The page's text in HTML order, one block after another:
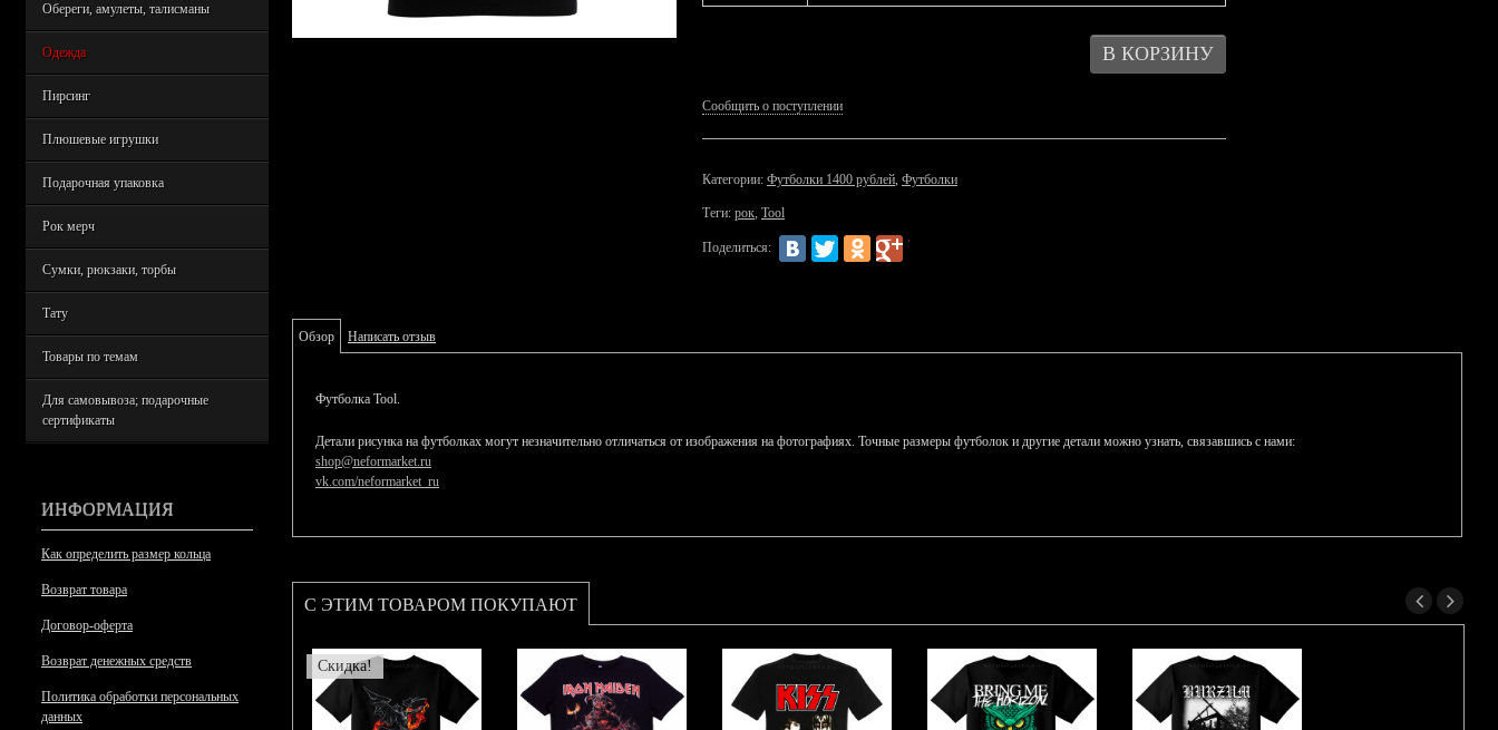
Обереги, амулеты, талисманы
Одежда
Пирсинг
Плюшевые игрушки
Подарочная упаковка
Рок мерч
Сумки, рюкзаки, торбы
Тату
Товары по темам
Для самовывоза; подарочные
сертификаты
ИНФОРМАЦИЯ
Как определить размер кольца
Возврат товара
Договор-оферта
Возврат денежных средств
Политика обработки персональных
данных
Сообщить о поступлении
Категории: Футболки 1400 рублей, Футболки
Теги: рок, Tool
Поделиться:
Обзор Написать отзыв
Футболка Tool.
Детали рисунка на футболках могут незначительно отличаться от изображения на фотографиях. Точные размеры футболок и другие детали можно узнать, связавшись с нами:
shop@neformarket.ru
vk.com/neformarket_ru
С ЭТИМ ТОВАРОМ ПОКУПАЮТ
Скидка!